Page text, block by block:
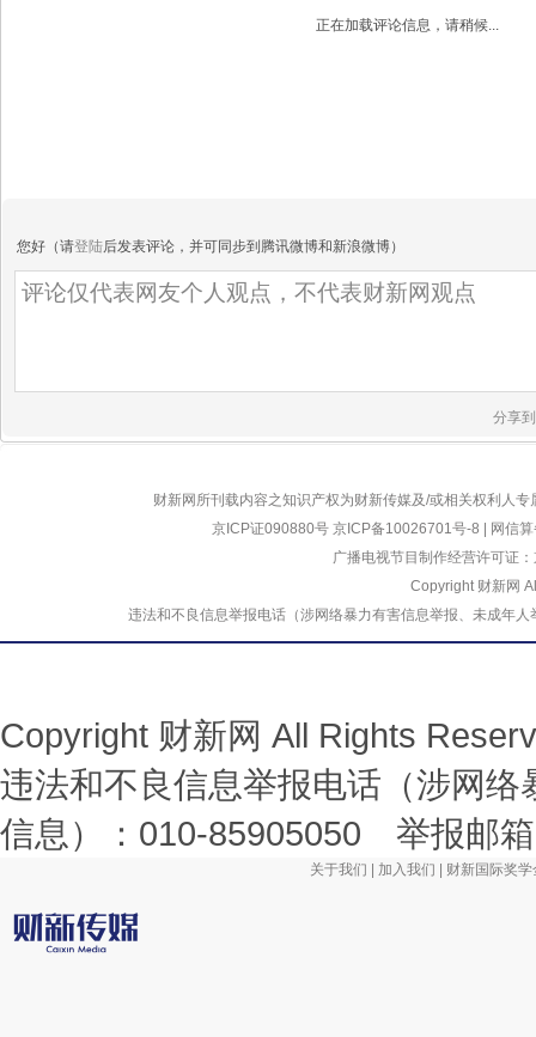
正在加载评论信息，请稍候...
您好（请登陆后发表评论，并可同步到腾讯微博和新浪微博）
分享
财新网所刊载内容之知识产权为财新传媒及/或相关权利人
京ICP证090880号 京ICP备10026701号-8
网信
广播电视节目制作经营许可证
Copyright 财新网
违法和不良信息举报电话（涉网络暴力有害信息举报、未成
Copyright 财新网 All Rights
违法和不良信息举报电话（涉网
信息）：010-85905050 举报邮
关于我们 加入我们 财新国际奖学